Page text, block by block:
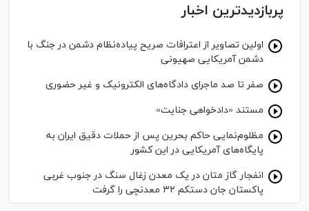
پربازدیدترین اخبار
اولین تصاویر از اعترافات صریح پیاده‌نظام‌ دشمن در جنگ با
دشمن آمریکایی صهیونی
صفر تا صد ماجرای دادگاه‌های الکترونیک و غیر حضوری
مستند «دادخواهی جنایت»
مظلوم‌نمایی حاکم بحرین پس از حملات دقیق ایران به
پایگاه‌های آمریکایی در این کشور
انفجار گاز متان در یک معدن زغال سنگ در جنوب غربی
پاکستان جان دستکم ۳۲ معدنچی را گرفت